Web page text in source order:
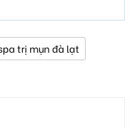
trị mụn đà lạt